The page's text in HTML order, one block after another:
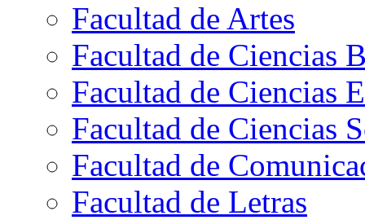
Facultad de Artes
Facultad de Ciencias
Facultad de Ciencias
Facultad de Ciencias
Facultad de
Facultad de Letras